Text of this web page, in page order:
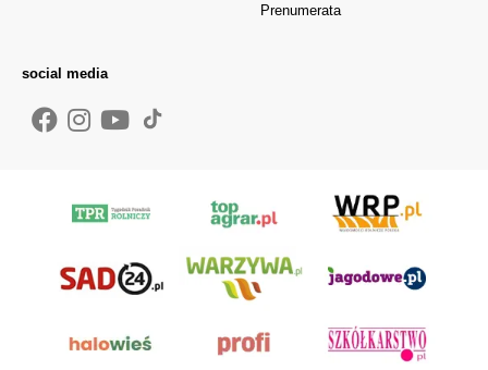
Prenumerata
social media